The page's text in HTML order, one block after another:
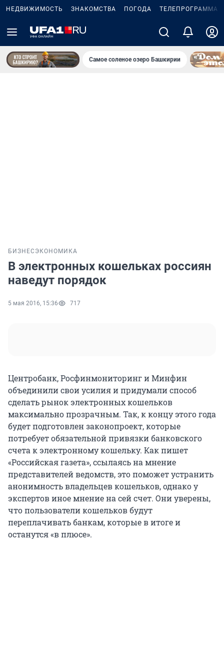
НЕДВИЖИМОСТЬ ЗНАКОМСТВА ПОГОДА ТЕЛЕПРОГРАММА
Самое соленое озеро Башкирии
БИЗНЕС ЭКОНОМИКА
В электронных кошельках россиян
наведут порядок
5 мая 2016, 15:36 717
Центробанк, Росфинмониторинг и Минфин
объединили свои усилия и придумали способ
сделать рынок электронных кошельков
максимально прозрачным. Так, к концу этого года
будет подготовлен законопроект, которые
потребует обязательной привязки банковского
счета к электронному кошельку. Как пишет
«Российская газета», ссылаясь на мнение
представителей ведомств, это поможет устранить
анонимность владельцев кошельков, однако у
экспертов иное мнение на сей счет. Они уверены,
что пользователи кошельков будут
переплачивать банкам, которые в итоге и
останутся «в плюсе».